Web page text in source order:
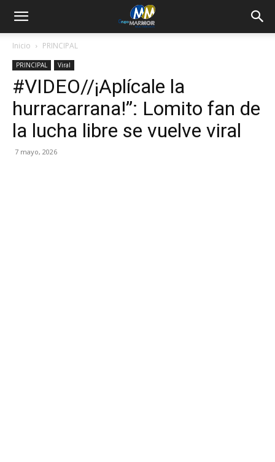
Inicio PRINCIPAL
PRINCIPAL Viral
#VIDEO//¡Aplícale la
hurracarrana!”: Lomito fan de
la lucha libre se vuelve viral
7 mayo, 2026